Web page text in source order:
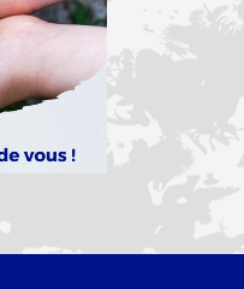
majeure pour protéger
gypaète barbu